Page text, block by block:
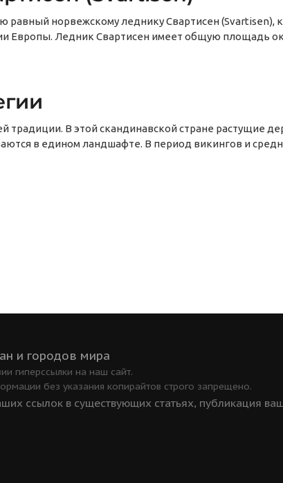
норвежскому леднику Свартисен (Svartisen),
Европы. Ледник Свартисен имеет общую площадь
В этой скандинавской стране растущие
в едином ландшафте. В период викингов и
и городов мира
гиперссылки на наш сайт.
без указания копирайтов строго запрещено.
ссылок в существующих статьях, публикация